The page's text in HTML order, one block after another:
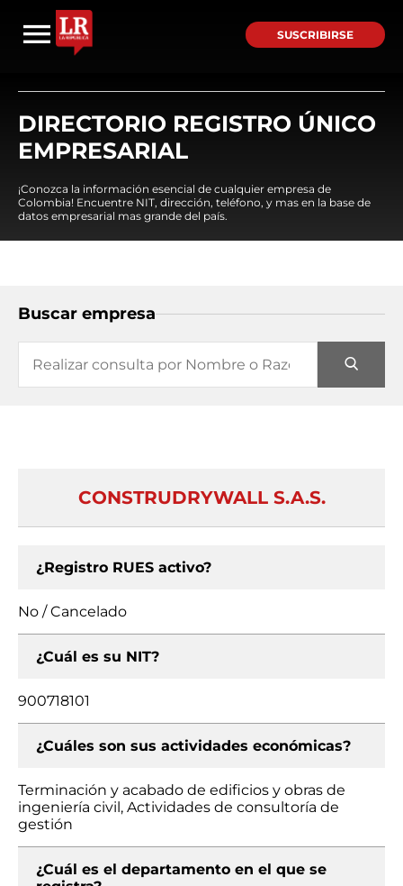
SUSCRIBIRSE
DIRECTORIO REGISTRO ÚNICO
EMPRESARIAL
¡Conozca la información esencial de cualquier empresa de
Colombia! Encuentre NIT, dirección, teléfono, y mas en la base de
datos empresarial mas grande del país.
Buscar empresa
CONSTRUDRYWALL S.A.S.
¿Registro RUES activo?
No / Cancelado
¿Cuál es su NIT?
900718101
¿Cuáles son sus actividades económicas?
Terminación y acabado de edificios y obras de
ingeniería civil, Actividades de consultoría de
gestión
¿Cuál es el departamento en el que se